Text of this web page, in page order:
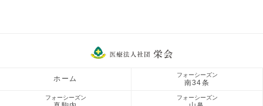
ホーム フォーシーズン
南34条
フォーシーズン フォーシーズン